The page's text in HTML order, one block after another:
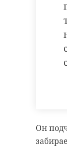
Он